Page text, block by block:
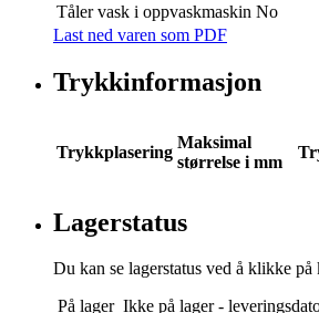
Tåler vask i oppvaskmaskin No
Last ned varen som PDF
Trykkinformasjon
Trykkplasering
Maksimal
størrelse i mm
Lagerstatus
Du kan se lagerstatus ved å klikke på
På lager Ikke på lager -